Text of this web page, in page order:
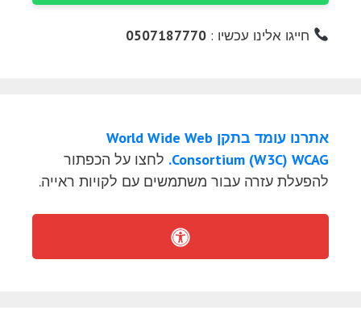
חייגו אלינו עכשיו :0507187770
אתרנו עומד בתקן World Wide Web
Consortium (W3C) WCAG. לחצו על הכפתור
להפעלת עזרה עבור משתמשים עם לקויות ראייה.